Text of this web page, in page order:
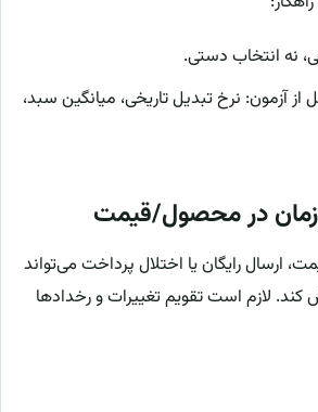
نه انتخاب دستی.
آزمون: نرخ تبدیل تاریخی، میانگین سبد،
ارسال رایگان یا اختلال پرداخت می‌تواند
کند. لازم است تقویم تغییرات و رخدادها